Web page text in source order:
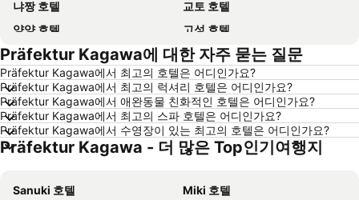
냐짱 호텔
교토 호텔
양양 호텔
고성 호텔
대전 호텔
방콕 호텔
목포 호텔
포항 호텔
상하이 호텔
히로시마 호텔
평창 호텔
통영 호텔
Dolomiti 호텔
오키나와 호텔
Phu Quoc 호텔
타이페이 호텔
Präfektur Kagawa에 대한 자주 묻는 질문
Präfektur Kagawa에서 최고의 호텔은 어디인가요?
Präfektur Kagawa에서 최고의 럭셔리 호텔은 어디인가요?
Präfektur Kagawa에서 애완동물 친화적인 호텔은 어디인가요?
Präfektur Kagawa에서 최고의 스파 호텔은 어디인가요?
Präfektur Kagawa에서 수영장이 있는 최고의 호텔은 어디인가요?
Präfektur Kagawa - 더 많은 Top인기여행지
Sanuki 호텔
Miki 호텔